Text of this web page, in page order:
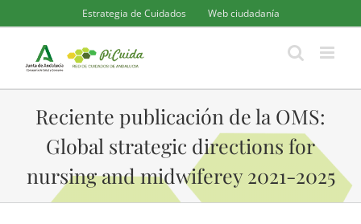
al
contenido
Estrategia de Cuidados Web ciudadanía
Reciente publicación de la OMS:
Global strategic directions for
nursing and midwiferey 2021-2025